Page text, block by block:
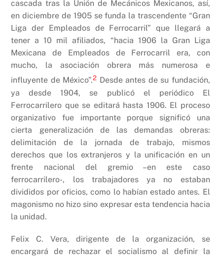
cascada tras la Unión de Mecánicos Mexicanos, así,
en diciembre de 1905 se funda la trascendente “Gran
Liga der Empleados de Ferrocarril” que llegará a
tener a 10 mil afiliados, “hacia 1906 la Gran Liga
Mexicana de Empleados de Ferrocarril era, con
mucho, la asociación obrera más numerosa e
influyente de México”.2 Desde antes de su fundación,
ya desde 1904, se publicó el periódico El
Ferrocarrilero que se editará hasta 1906. El proceso
organizativo fue importante porque significó una
cierta generalización de las demandas obreras:
delimitación de la jornada de trabajo, mismos
derechos que los extranjeros y la unificación en un
frente nacional del gremio –en este caso
ferrocarrilero-, los trabajadores ya no estaban
divididos por oficios, como lo habían estado antes. El
magonismo no hizo sino expresar esta tendencia hacia
la unidad.
Felix C. Vera, dirigente de la organización, se
encargará de rechazar el socialismo al definir la